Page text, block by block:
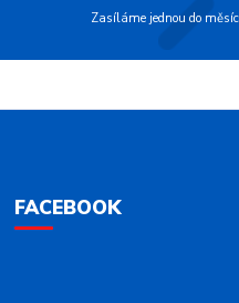
Zasíláme jednou do
FACEBOOK